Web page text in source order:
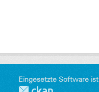
Eingesetzte Software ist